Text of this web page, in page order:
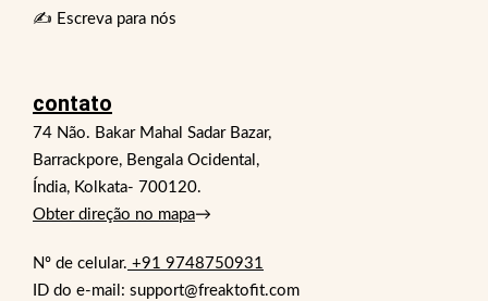
✍️ Escreva para nós
contato
74 Não. Bakar Mahal Sadar Bazar,
Barrackpore, Bengala Ocidental,
Índia, Kolkata- 700120.
Obter direção no mapa→
Nº de celular. +91 9748750931
ID do e-mail: support@freaktofit.com